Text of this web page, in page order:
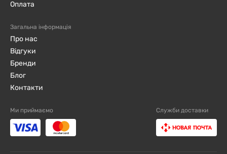
Оплата
Загальна інформація
Про нас
Відгуки
Бренди
Блог
Контакти
Ми приймаємо Служби доставки